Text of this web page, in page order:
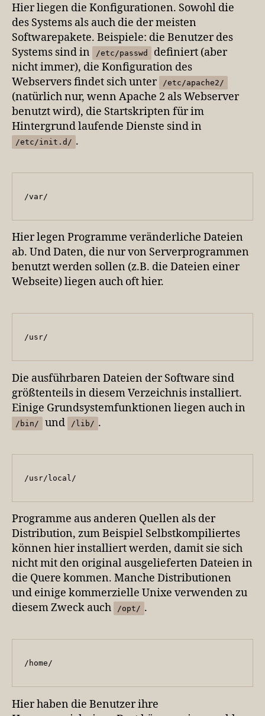
Hier liegen die Konfigurationen. Sowohl die
des Systems als auch die der meisten
Softwarepakete. Beispiele: die Benutzer des
Systems sind in
/etc/passwd
definiert (aber
nicht immer), die Konfiguration des
Webservers findet sich unter
/etc/apache2/
(natürlich nur, wenn Apache 2 als Webserver
benutzt wird), die Startskripten für im
Hintergrund laufende Dienste sind in
/etc/init.d/ .
/var/
Hier legen Programme veränderliche Dateien
ab. Und Daten, die nur von Serverprogrammen
benutzt werden sollen (z.B. die Dateien einer
Webseite) liegen auch oft hier.
/usr/
Die ausführbaren Dateien der Software sind
größtenteils in diesem Verzeichnis installiert.
Einige Grundsystemfunktionen liegen auch in
/bin/ und /lib/ .
/usr/local/
Programme aus anderen Quellen als der
Distribution, zum Beispiel Selbstkompiliertes
können hier installiert werden, damit sie sich
nicht mit den original ausgelieferten Dateien in
die Quere kommen. Manche Distributionen
und einige kommerzielle Unixe verwenden zu
diesem Zweck auch
/opt/ .
/home/
Hier haben die Benutzer ihre